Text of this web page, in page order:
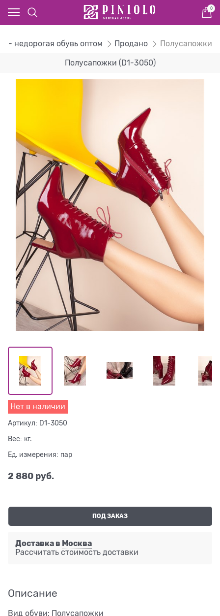
0
- недорогая обувь оптом Продано Полусапожки
Полусапожки (D1-3050)
Нет в наличии
Артикул: D1-3050
Вес: кг.
Ед. измерения: пар
2 880 руб.
ПОД ЗАКАЗ
Доставка в Москва
Рассчитать стоимость доставки
Описание
Вид обуви: Полусапожки